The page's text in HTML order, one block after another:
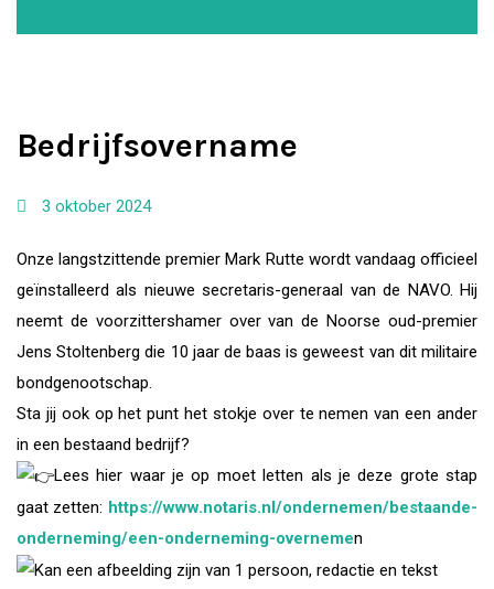
Bedrijfsovername
3 oktober 2024
Onze langstzittende premier Mark Rutte wordt vandaag officieel
geïnstalleerd als nieuwe secretaris-generaal van de NAVO. Hij
neemt de voorzittershamer over van de Noorse oud-premier
Jens Stoltenberg die 10 jaar de baas is geweest van dit militaire
bondgenootschap.
Sta jij ook op het punt het stokje over te nemen van een ander
in een bestaand bedrijf?
Lees hier waar je op moet letten als je deze grote stap
gaat zetten: https://www.notaris.nl/ondernemen/bestaande-
onderneming/een-onderneming-overnemen